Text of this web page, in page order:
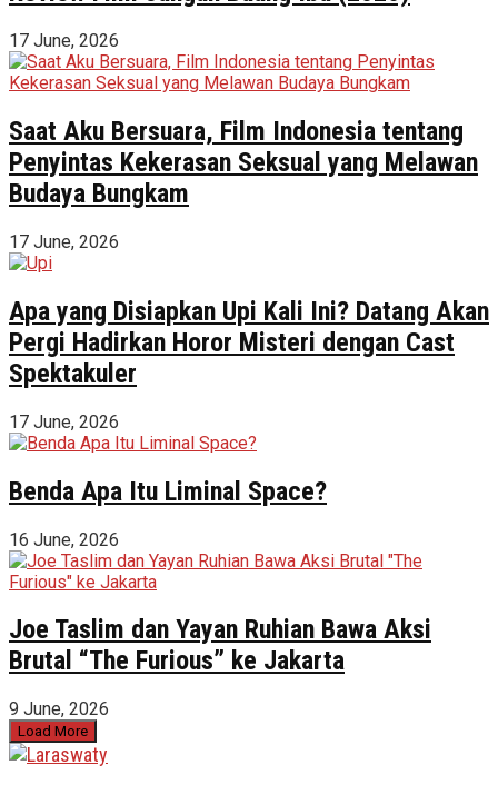
17 June, 2026
Saat Aku Bersuara, Film Indonesia tentang
Penyintas Kekerasan Seksual yang Melawan
Budaya Bungkam
17 June, 2026
Apa yang Disiapkan Upi Kali Ini? Datang Akan
Pergi Hadirkan Horor Misteri dengan Cast
Spektakuler
17 June, 2026
Benda Apa Itu Liminal Space?
16 June, 2026
Joe Taslim dan Yayan Ruhian Bawa Aksi
Brutal “The Furious” ke Jakarta
9 June, 2026
Load More